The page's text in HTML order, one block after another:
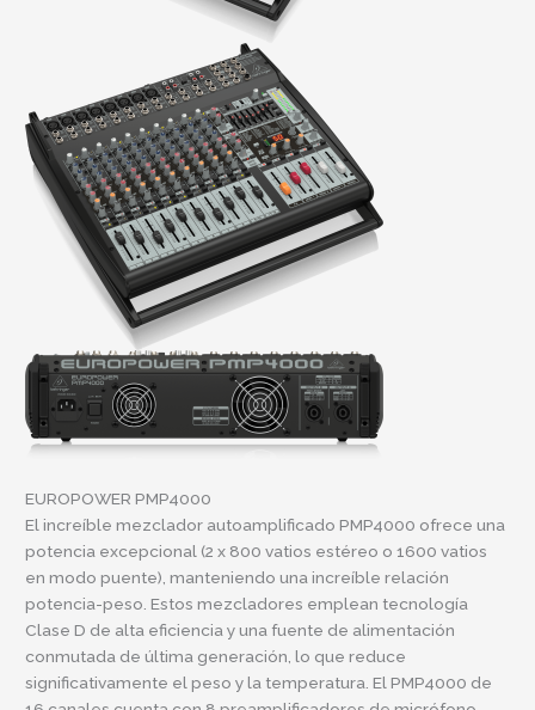
EUROPOWER PMP4000
El increíble mezclador autoamplificado PMP4000 ofrece una
potencia excepcional (2 x 800 vatios estéreo o 1600 vatios
en modo puente), manteniendo una increíble relación
potencia-peso. Estos mezcladores emplean tecnología
Clase D de alta eficiencia y una fuente de alimentación
conmutada de última generación, lo que reduce
significativamente el peso y la temperatura. El PMP4000 de